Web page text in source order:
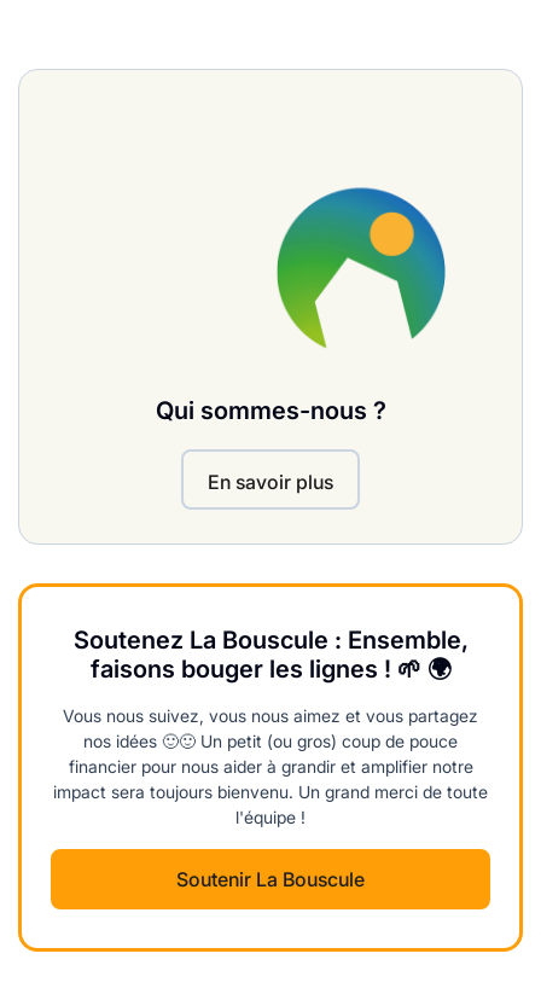
Qui sommes-nous ?
En savoir plus
Soutenez La Bouscule : Ensemble,
faisons bouger les lignes ! 🌱 🌍
Vous nous suivez, vous nous aimez et vous partagez
nos idées 🙂🙂 Un petit (ou gros) coup de pouce
financier pour nous aider à grandir et amplifier notre
impact sera toujours bienvenu. Un grand merci de toute
l'équipe !
Soutenir La Bouscule